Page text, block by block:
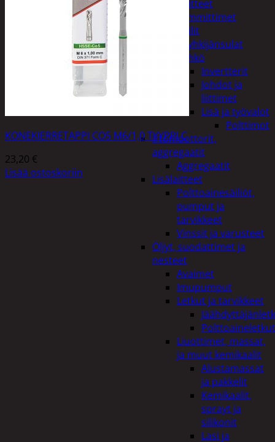
peitteet
Lämmittimet
Peilit
Pyyhkijänsulat
Sähkö
Invertterit
Johdot ja
liittimet
Lisä ja työvalot
Polttimot
Irtomoottorit,
aggregaatit
Aggregaatit
Lisälaitteet
Polttoainesäiliöt,
pumput ja
tarvikkeet
Vinssit ja varusteet
Öljyt, suodattimet ja
nesteet
Avaimet
Imupumput
Letkut ja tarvikkeet
Polttoaineletkut
Liuottimet, massat,
ja muut kemikaalit
Alustamassat
ja pakkelit
Kemikaalit,
sprayt ja
silikonit
Lasi ja
KONEKIERRETAPPI CO5 M6/1,0 TYYPPI C
23,20 €
Lisää ostoskoriin